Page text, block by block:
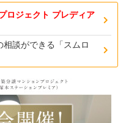
ロジェクト プレディア
相談ができる「スムロ